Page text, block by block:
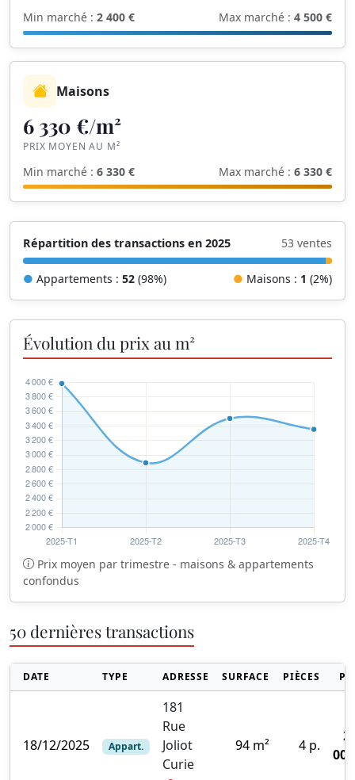
Min marché : 2 400 € Max marché : 4 500 €
Maisons
6 330 €/m²
PRIX MOYEN AU M²
Min marché : 6 330 € Max marché : 6 330 €
Répartition des transactions en 2025 53 ventes
● Appartements : 52 (98%) ● Maisons : 1 (2%)
Évolution du prix au m²
Prix moyen par trimestre - maisons & appartements
confondus
50 dernières transactions
DATE TYPE ADRESSE SURFACE PIÈCES
18/12/2025 Appart.
181
Rue
Joliot
Curie
94 m² 4 p.